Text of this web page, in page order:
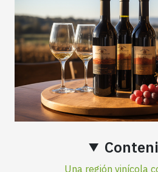
Una región vinícola